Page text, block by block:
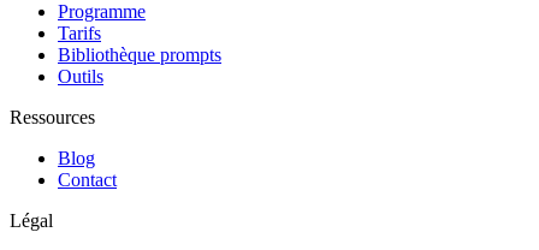
Programme
Tarifs
Bibliothèque prompts
Outils
Ressources
Blog
Contact
Légal